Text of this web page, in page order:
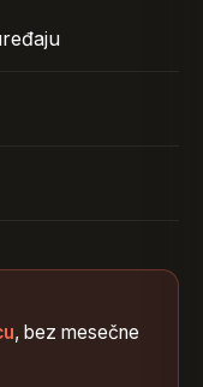
, bez mesečne